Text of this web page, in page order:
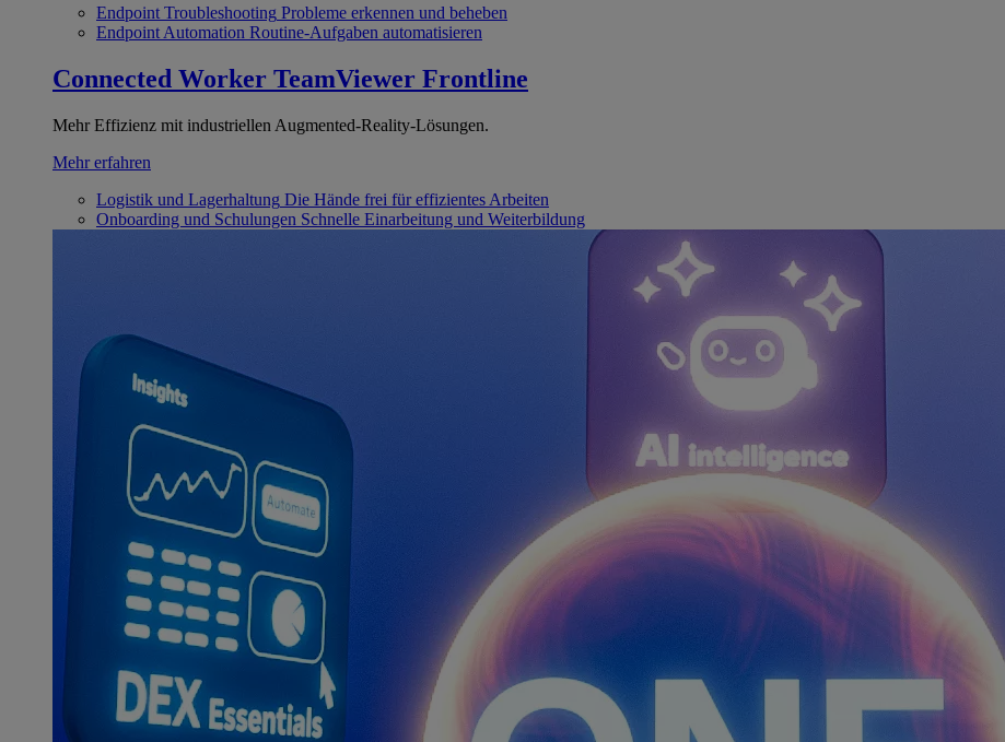
Endpoint Troubleshooting Probleme erkennen und beheben
Endpoint Automation Routine-Aufgaben automatisieren
Connected Worker TeamViewer Frontline
Mehr Effizienz mit industriellen Augmented-Reality-Lösungen.
Mehr erfahren
Logistik und Lagerhaltung Die Hände frei für effizientes Arbeiten
Onboarding und Schulungen Schnelle Einarbeitung und Weiterbildung